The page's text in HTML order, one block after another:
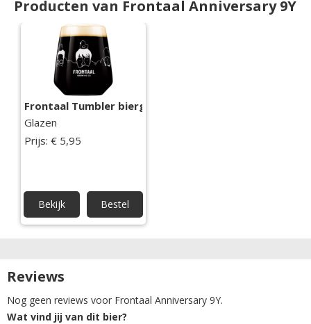
Producten van Frontaal Anniversary 9Y
Frontaal Tumbler bierglas
Glazen
Prijs: € 5,95
Bekijk Bestel
Reviews
Nog geen reviews voor Frontaal Anniversary 9Y.
Wat vind jij van dit bier?